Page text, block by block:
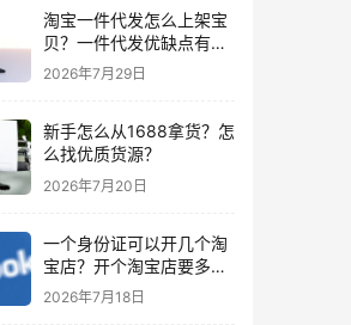
淘宝一件代发怎么上架宝
贝？一件代发优缺点有哪
些？
2026年7月29日
新手怎么从1688拿货？怎
么找优质货源？
2026年7月20日
一个身份证可以开几个淘
宝店？开个淘宝店要多少
钱？
2026年7月18日